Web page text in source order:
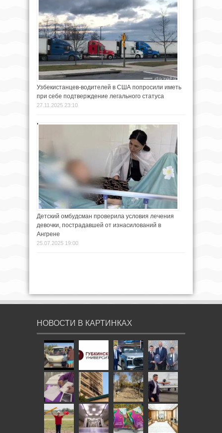
Узбекистанцев-водителей в США попросили иметь
при себе подтверждение легального статуса
27.11.2025 23:10
Детский омбудсман проверила условия лечения
девочки, пострадавшей от изнасилований в
Ангрене
25.07.2025 19:00
НОВОСТИ В КАРТИНКАХ